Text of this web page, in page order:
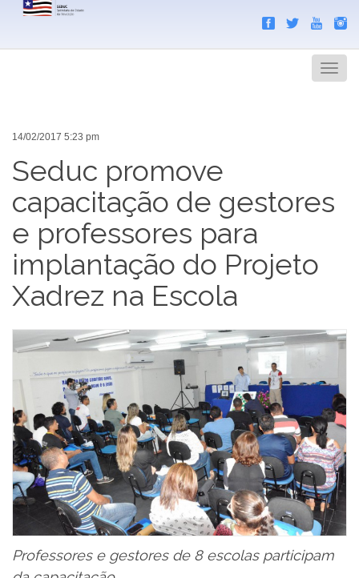
Menu
14/02/2017 5:23 pm
Seduc promove
capacitação de gestores
e professores para
implantação do Projeto
Xadrez na Escola
Professores e gestores de 8 escolas participam